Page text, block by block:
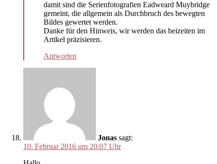
damit sind die Serienfotografien Eadweard Muybridge
gemeint, die allgemein als Durchbruch des bewegten
Bildes gewertet werden.
Danke für den Hinweis, wir werden das beizeiten im
Artikel präzisieren.
Antworten
Jonas sagt:
10. Februar 2016 um 20:07 Uhr